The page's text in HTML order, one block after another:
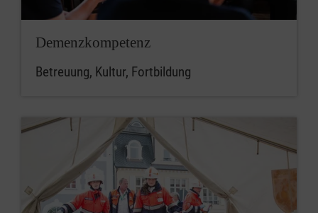
Demenzkompetenz
Betreuung, Kultur, Fortbildung